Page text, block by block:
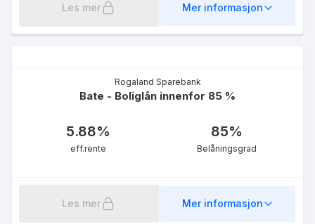
Les mer Mer informasjon
Rogaland Sparebank
Bate - Boliglån innenfor 85 %
5.88%
eff.rente
85%
Belåningsgrad
Les mer Mer informasjon